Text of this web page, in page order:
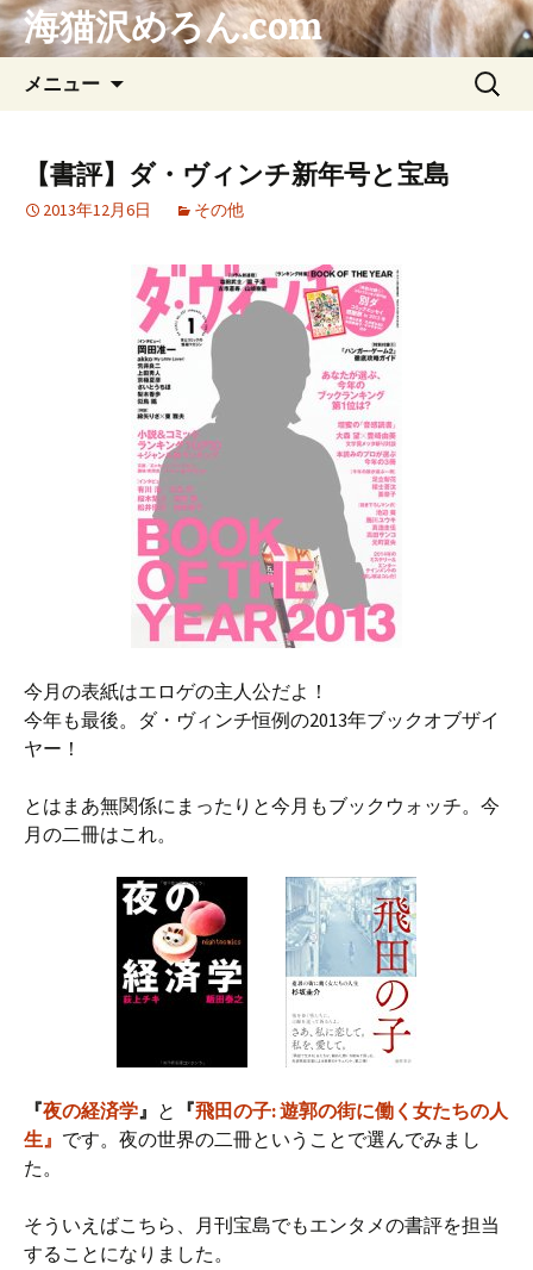
海猫沢めろん.com
メニュー
ン
ツ
へ
ッ
プ
検
【書評】ダ・ヴィンチ新年号と宝島
2013年12月6日 その他
今月の表紙はエロゲの主人公だよ！
今年も最後。ダ・ヴィンチ恒例の2013年ブックオブザイ
ヤー！
とはまあ無関係にまったりと今月もブックウォッチ。今
月の二冊はこれ。
『夜の経済学』 と 『飛田の子: 遊郭の街に働く女たちの人
生』 です。夜の世界の二冊ということで選んでみまし
た。
そういえばこちら、月刊宝島でもエンタメの書評を担当
することになりました。